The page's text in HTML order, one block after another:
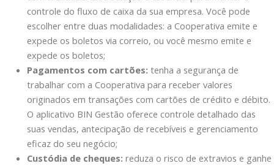
controle do fluxo de caixa da sua empresa. Você pode
escolher entre duas modalidades: a Cooperativa emite e
expede os boletos via correio, ou você mesmo emite e
expede os boletos;
Pagamentos com cartões: tenha a segurança de
trabalhar com a Cooperativa para receber valores
originados em transações com cartões de crédito e débito.
O aplicativo BIN Gestão oferece controle detalhado das
suas vendas, antecipação de recebíveis e gerenciamento
eficaz do seu negócio;
Custódia de cheques: reduza o risco de extravios e ganhe